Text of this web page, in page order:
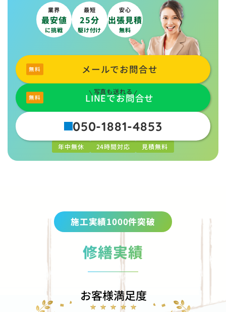
業界
最安値
に挑戦
最短
25分
駆け付け
安心
出張見積
無料
メールでお問合せ
写真も送れる
LINEでお問合せ
050-1881-4853
年中無休 24時間対応 見積無料
施工実績1000件突破
修繕実績